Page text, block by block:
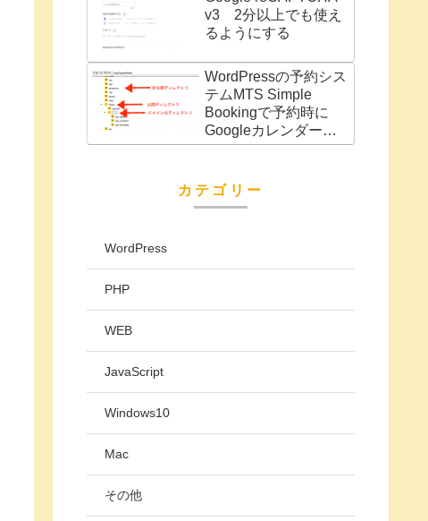
（AdWords アカウン
トなど）に関連付けら
れています」の対処法
v3 2分以上でも使え
るようにする
WordPressの予約シス
テムMTS Simple
Bookingで予約時に
Googleカレンダーに
予定を自動で追加
カテゴリー
WordPress
PHP
WEB
JavaScript
Windows10
Mac
その他